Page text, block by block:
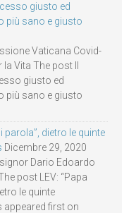
giusto ed
più sano e giusto
Vaticana Covid-
Vita The post Il
giusto ed
più sano e giusto
parola”, dietro le quinte
Dicembre 29, 2020
Dario Edoardo
post LEV: “Papa
le quinte
appeared first on